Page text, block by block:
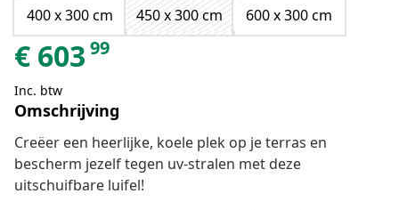
400 x 300 cm
450 x 300 cm 600 x 300 cm
€ 603 99
Inc. btw
Omschrijving
Creëer een heerlijke, koele plek op je terras en
bescherm jezelf tegen uv-stralen met deze
uitschuifbare luifel!